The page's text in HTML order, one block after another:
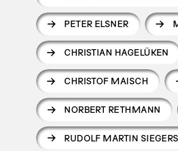
PETER ELSNER
CHRISTIAN HAGELÜKEN
CHRISTOF MAISCH
NORBERT RETHMANN
RUDOLF MARTIN SIEGERS